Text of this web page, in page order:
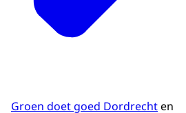
Groen doet goed Dordrechten